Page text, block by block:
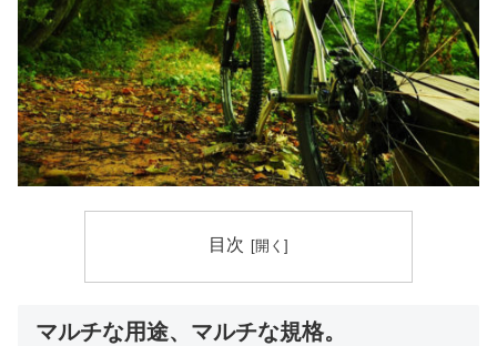
目次
マルチな用途、マルチな規格。